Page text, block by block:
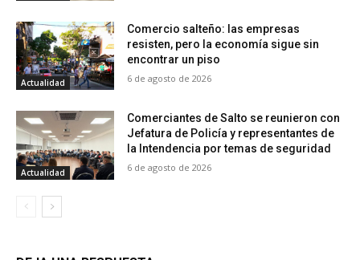
Actualidad
Comercio salteño: las empresas
resisten, pero la economía sigue sin
encontrar un piso
6 de agosto de 2026
Actualidad
Comerciantes de Salto se reunieron con
Jefatura de Policía y representantes de
la Intendencia por temas de seguridad
6 de agosto de 2026